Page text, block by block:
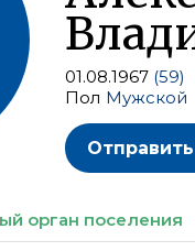
01.08.1967 (59)
Пол Мужской
орган поселения